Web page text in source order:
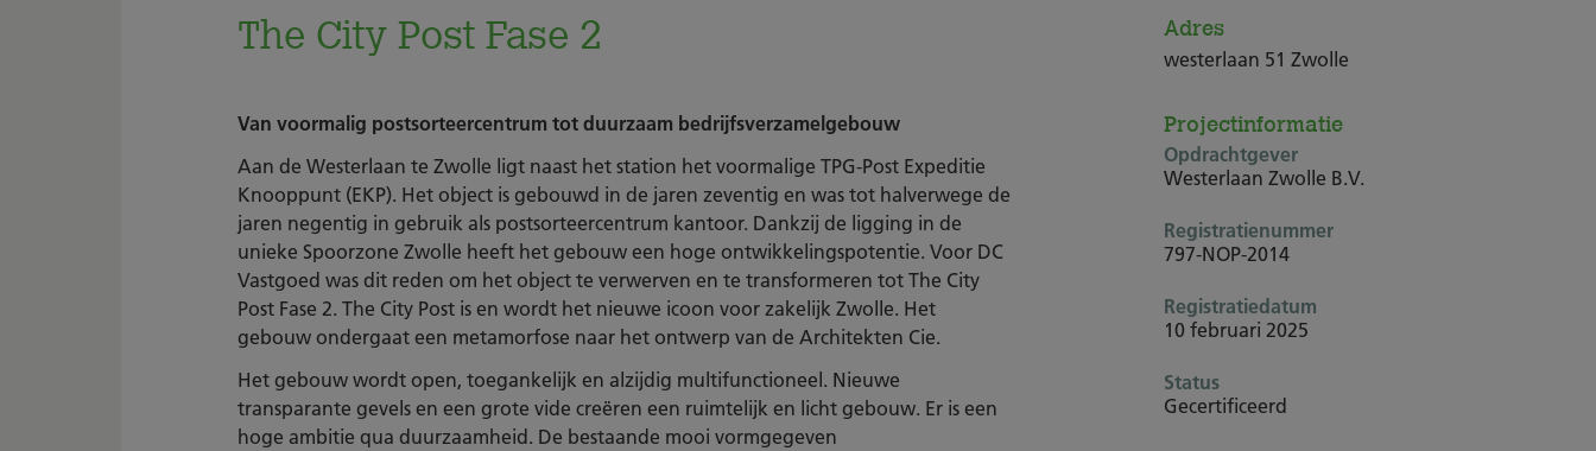
The City Post Fase 2
Van voormalig postsorteercentrum tot duurzaam bedrijfsverzamelgebouw
Aan de Westerlaan te Zwolle ligt naast het station het voormalige TPG-Post Expeditie
Knooppunt (EKP). Het object is gebouwd in de jaren zeventig en was tot halverwege de
jaren negentig in gebruik als postsorteercentrum kantoor. Dankzij de ligging in de
unieke Spoorzone Zwolle heeft het gebouw een hoge ontwikkelingspotentie. Voor DC
Vastgoed was dit reden om het object te verwerven en te transformeren tot The City
Post Fase 2. The City Post is en wordt het nieuwe icoon voor zakelijk Zwolle. Het
gebouw ondergaat een metamorfose naar het ontwerp van de Architekten Cie.
Het gebouw wordt open, toegankelijk en alzijdig multifunctioneel. Nieuwe
transparante gevels en een grote vide creëren een ruimtelijk en licht gebouw. Er is een
hoge ambitie qua duurzaamheid. De bestaande mooi vormgegeven
Adres
westerlaan 51 Zwolle
Projectinformatie
Opdrachtgever
Westerlaan Zwolle B.V.
Registratienummer
797-NOP-2014
Registratiedatum
10 februari 2025
Status
Gecertificeerd